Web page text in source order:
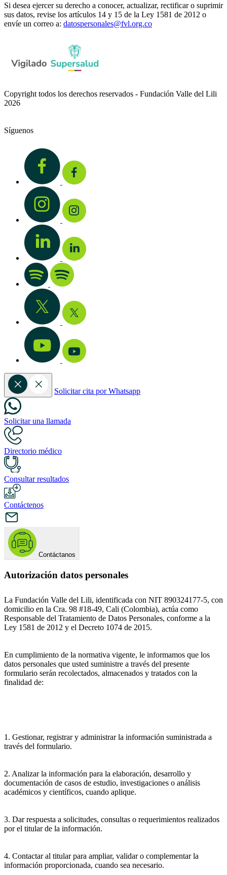
Si desea ejercer su derecho a conocer, actualizar, rectificar o suprimir
sus datos, revise los artículos 14 y 15 de la Ley 1581 de 2012 o
envíe un correo a: datospersonales@fvl.org.co
Copyright todos los derechos reservados - Fundación Valle del Lili
2026
Síguenos
Solicitar cita por Whatsapp
Solicitar una llamada
Directorio médico
Consultar resultados
Contáctenos
Contáctanos
Autorización datos personales
La Fundación Valle del Lili, identificada con NIT 890324177-5, con
domicilio en la Cra. 98 #18-49, Cali (Colombia), actúa como
Responsable del Tratamiento de Datos Personales, conforme a la
Ley 1581 de 2012 y el Decreto 1074 de 2015.
En cumplimiento de la normativa vigente, le informamos que los
datos personales que usted suministre a través del presente
formulario serán recolectados, almacenados y tratados con la
finalidad de:
1. Gestionar, registrar y administrar la información suministrada a
través del formulario.
2. Analizar la información para la elaboración, desarrollo y
documentación de casos de estudio, investigaciones o análisis
académicos y científicos, cuando aplique.
3. Dar respuesta a solicitudes, consultas o requerimientos realizados
por el titular de la información.
4. Contactar al titular para ampliar, validar o complementar la
información proporcionada, cuando sea necesario.